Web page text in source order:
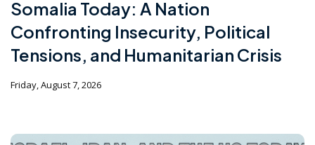
Somalia Today: A Nation
Confronting Insecurity, Political
Tensions, and Humanitarian Crisis
Friday, August 7, 2026